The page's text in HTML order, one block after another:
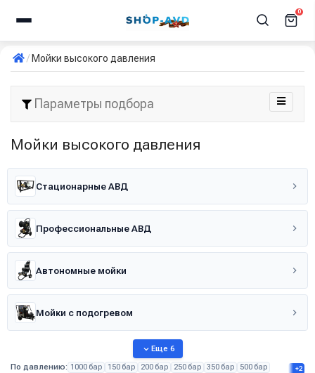
0
Мойки высокого давления
Параметры подбора
Мойки высокого давления
Стационарные АВД
Профессиональные АВД
Автономные мойки
Мойки с подогревом
Еще 6
По давлению: 1000 бар 150 бар 200 бар 250 бар 350 бар
500 бар
+2